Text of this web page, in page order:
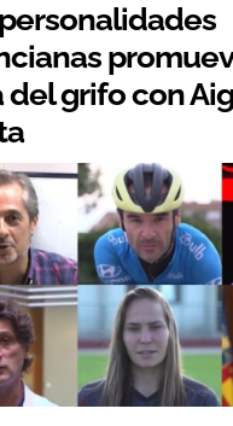
del grifo con